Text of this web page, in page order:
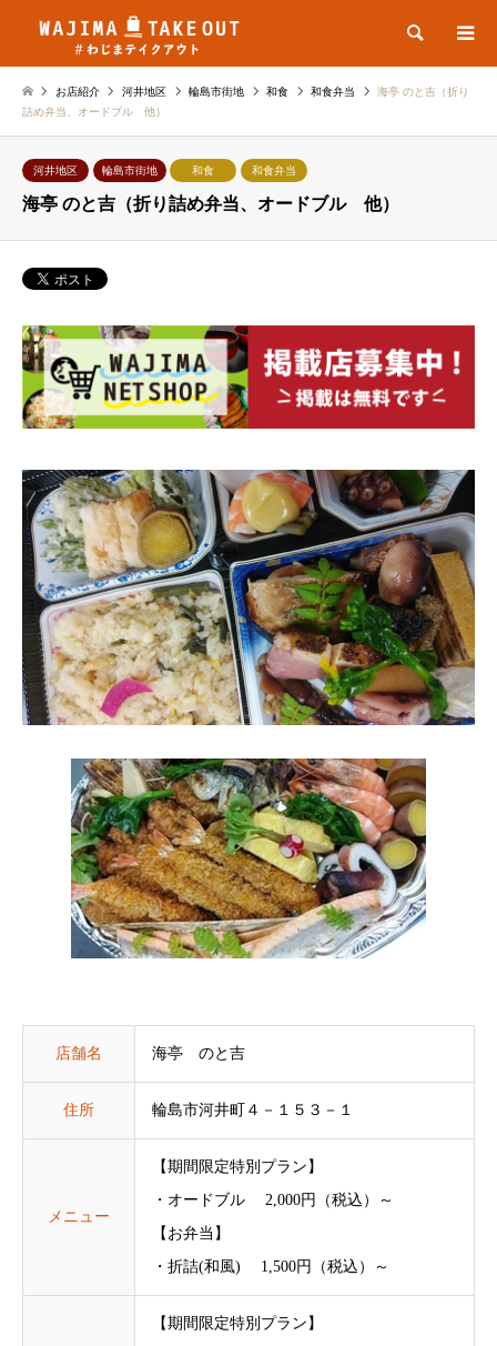
検索
お店紹介 河井地区 輪島市街地 和食 和食弁当
海亭 のと吉（折り
詰め弁当、オードブル 他）
河井地区 輪島市街地 和食 和食弁当
海亭 のと吉（折り詰め弁当、オードブル 他）
店舗名 海亭 のと吉
住所 輪島市河井町４－１５３－１
メニュー
【期間限定特別プラン】
・オードブル 2,000円（税込）～
【お弁当】
・折詰(和風) 1,500円（税込）～
【期間限定特別プラン】